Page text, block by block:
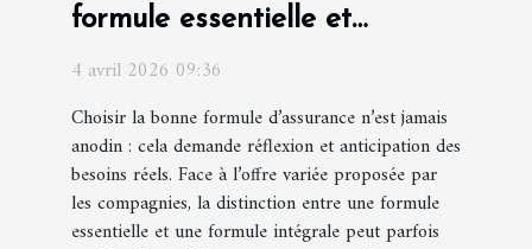
formule essentielle et
4 avril 2026 09:36
Choisir la bonne formule d’assurance n’est jamais
anodin : cela demande réflexion et anticipation des
besoins réels. Face à l’offre variée proposée par
les compagnies, la distinction entre une formule
essentielle et une formule intégrale peut parfois